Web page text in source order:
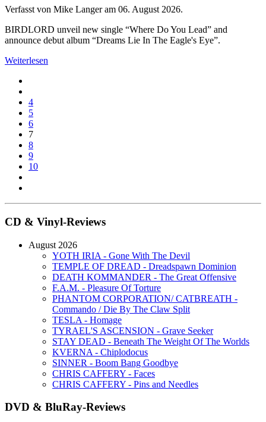
Verfasst von Mike Langer am 06. August 2026.
BIRDLORD unveil new single “Where Do You Lead” and
announce debut album “Dreams Lie In The Eagle's Eye”.
Weiterlesen
4
5
6
7
8
9
10
CD & Vinyl-Reviews
August 2026
YOTH IRIA - Gone With The Devil
TEMPLE OF DREAD - Dreadspawn Dominion
DEATH KOMMANDER - The Great Offensive
F.A.M. - Pleasure Of Torture
PHANTOM CORPORATION/ CATBREATH -
Commando / Die By The Claw Split
TESLA - Homage
TYRAEL'S ASCENSION - Grave Seeker
STAY DEAD - Beneath The Weight Of The Worlds
KVERNA - Chiplodocus
SINNER - Boom Bang Goodbye
CHRIS CAFFERY - Faces
CHRIS CAFFERY - Pins and Needles
DVD & BluRay-Reviews